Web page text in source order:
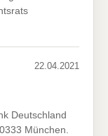
22.04.2021
Deutschland
München.